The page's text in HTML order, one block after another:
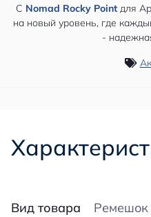
С Nomad Rocky Point для
на новый уровень, где
-
Вид товара Ремешок